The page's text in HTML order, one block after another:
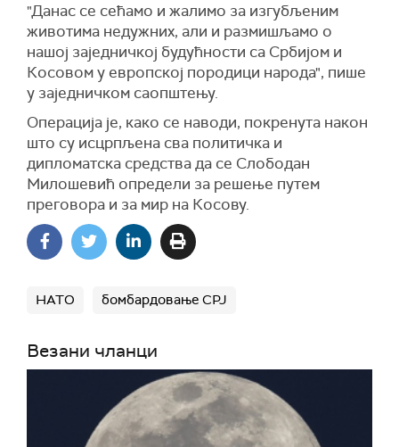
"Данас се сећамо и жалимо за изгубљеним
животима недужних, али и размишљамо о
нашој заједничкој будућности са Србијом и
Косовом у европској породици народа", пише
у заједничком саопштењу.
Операција је, како се наводи, покренута након
што су исцрпљена сва политичка и
дипломатска средства да се Слободан
Милошевић определи за решење путем
преговора и за мир на Косову.
НАТО бомбардовање СРЈ
Везани чланци